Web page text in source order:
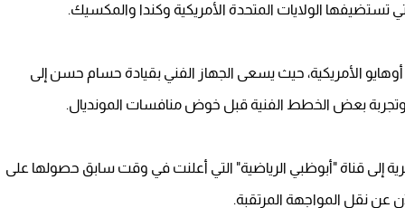
تستضيفها الولايات المتحدة الأمريكية وكندا والمكسيك.
يوم 6 يونيو الجاري بولاية أوهايو الأمريكية، حيث يسعى الجهاز الفني بقيادة حسام حسن إلى
وتجربة بعض الخطط الفنية قبل خوض منافسات المونديال.
إلى قناة "أبوظبي الرياضية" التي أعلنت في وقت سابق حصولها على
عن نقل المواجهة المرتقبة.